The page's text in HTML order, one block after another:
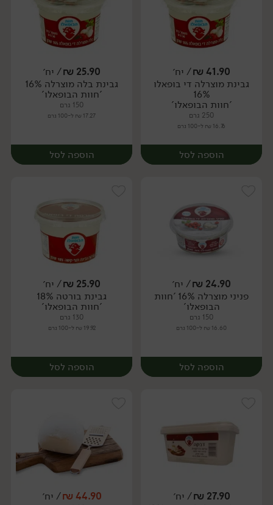
יח׳ יח׳
41.90
₪/ יח׳
גבינת מוצרלה די בופאלו
16%
'חוות הבופאלו'
250 גרם
16.76 ₪ ל-100 גרם
הוספה לסל
יח׳
25.90
₪/ יח׳
גבינת בלה מוצרלה 16%
'חוות הבופאלו'
150 גרם
17.27 ₪ ל-100 גרם
הוספה לסל
יח׳
24.90
₪/ יח׳
פניני מוצרלה 16% 'חוות
הבופאלו'
150 גרם
16.60 ₪ ל-100 גרם
הוספה לסל
25.90
₪/ יח׳
גבינת בורטה 18%
'חוות הבופאלו'
130 גרם
19.92 ₪ ל-100 גרם
הוספה לסל
27.90
₪/ יח׳
44.90
₪/ יח׳